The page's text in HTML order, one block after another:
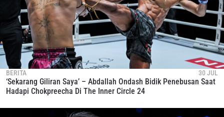
BERITA 30 JUL
‘Sekarang Giliran Saya’ – Abdallah Ondash Bidik Penebusan Saat
Hadapi Chokpreecha Di The Inner Circle 24